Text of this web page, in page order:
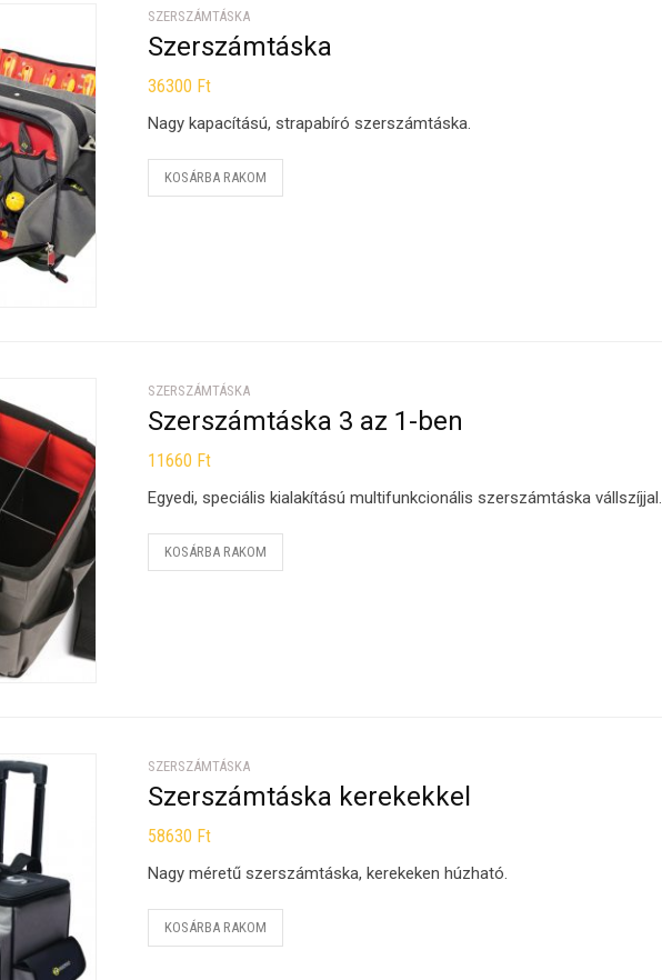
SZERSZÁMTÁSKA
Szerszámtáska
36300 Ft
Nagy kapacítású, strapabíró szerszámtáska.
KOSÁRBA RAKOM
SZERSZÁMTÁSKA
Szerszámtáska 3 az 1-ben
11660 Ft
Egyedi, speciális kialakítású multifunkcionális szerszámtáska vállszíjjal.
KOSÁRBA RAKOM
SZERSZÁMTÁSKA
Szerszámtáska kerekekkel
58630 Ft
Nagy méretű szerszámtáska, kerekeken húzható.
KOSÁRBA RAKOM